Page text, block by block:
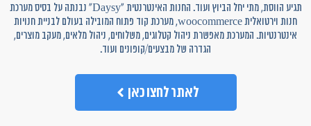
תגיע הווסת, מתי יחל הביוץ ועוד. החנות האינטרנטית "Daysy" נבנתה על בסיס מערכת
חנות וירטואלית woocommerce, מערכת קוד פתוח המובילה בעולם לבניית חנויות
אינטרנטיות. המערכת מאפשרת ניהול קטלוגים, משלוחים, ניהול מלאים, מעקב מוצרים,
הגדרה של מבצעים/קופונים ועוד.
לאתר לחצו כאן